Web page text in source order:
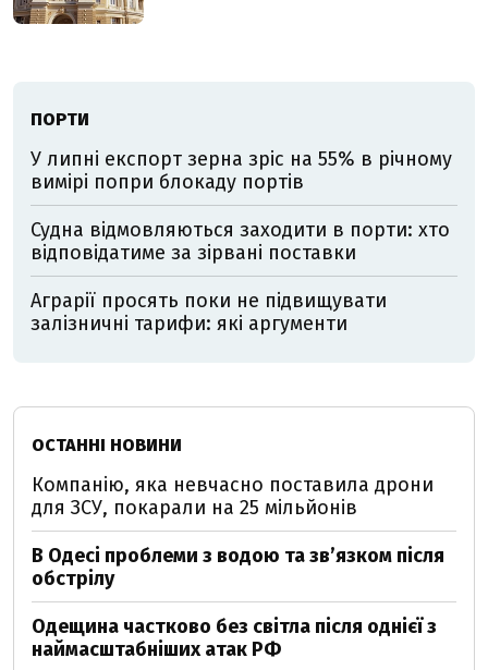
ПОРТИ
У липні експорт зерна зріс на 55% в річному
вимірі попри блокаду портів
Судна відмовляються заходити в порти: хто
відповідатиме за зірвані поставки
Аграрії просять поки не підвищувати
залізничні тарифи: які аргументи
ОСТАННІ НОВИНИ
Компанію, яка невчасно поставила дрони
для ЗСУ, покарали на 25 мільйонів
В Одесі проблеми з водою та звʼязком після
обстрілу
Одещина частково без світла після однієї з
наймасштабніших атак РФ